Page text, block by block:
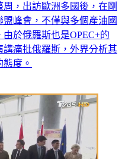
，出訪歐洲多國後，在剛
峰會，不僅與多個產油國
於俄羅斯也是OPEC+的
痛批俄羅斯，外界分析其
度。